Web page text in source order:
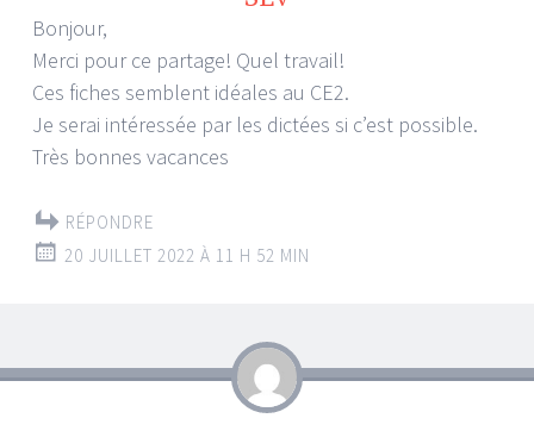
Bonjour,
Merci pour ce partage! Quel travail!
Ces fiches semblent idéales au CE2.
Je serai intéressée par les dictées si c’est possible.
Très bonnes vacances
RÉPONDRE
20 JUILLET 2022 À 11 H 52 MIN